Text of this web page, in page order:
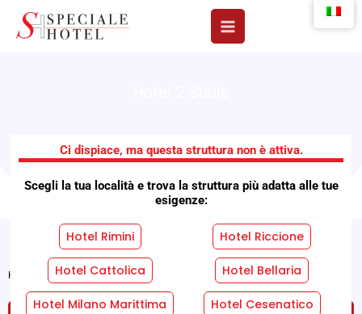
Ci dispiace, ma questa struttura non è attiva.
Scegli la tua località e trova la struttura più adatta alle tue
esigenze:
Hotel Rimini Hotel Riccione
Hotel Cattolica Hotel Bellaria
Hotel Milano Marittima Hotel Cesenatico
Hotel Ariosto
Home Strutture»Hotel Ariosto